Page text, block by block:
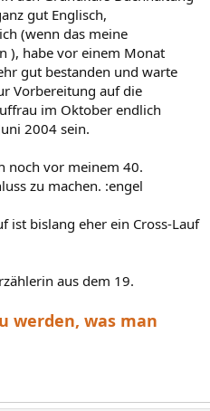
gut Englisch,
(wenn das meine
), habe vor einem Monat
gut bestanden und warte
Vorbereitung auf die
im Oktober endlich
2004 sein.
noch vor meinem 40.
zu machen. :engel
ist bislang eher ein Cross-Lauf
aus dem 19.
werden, was man